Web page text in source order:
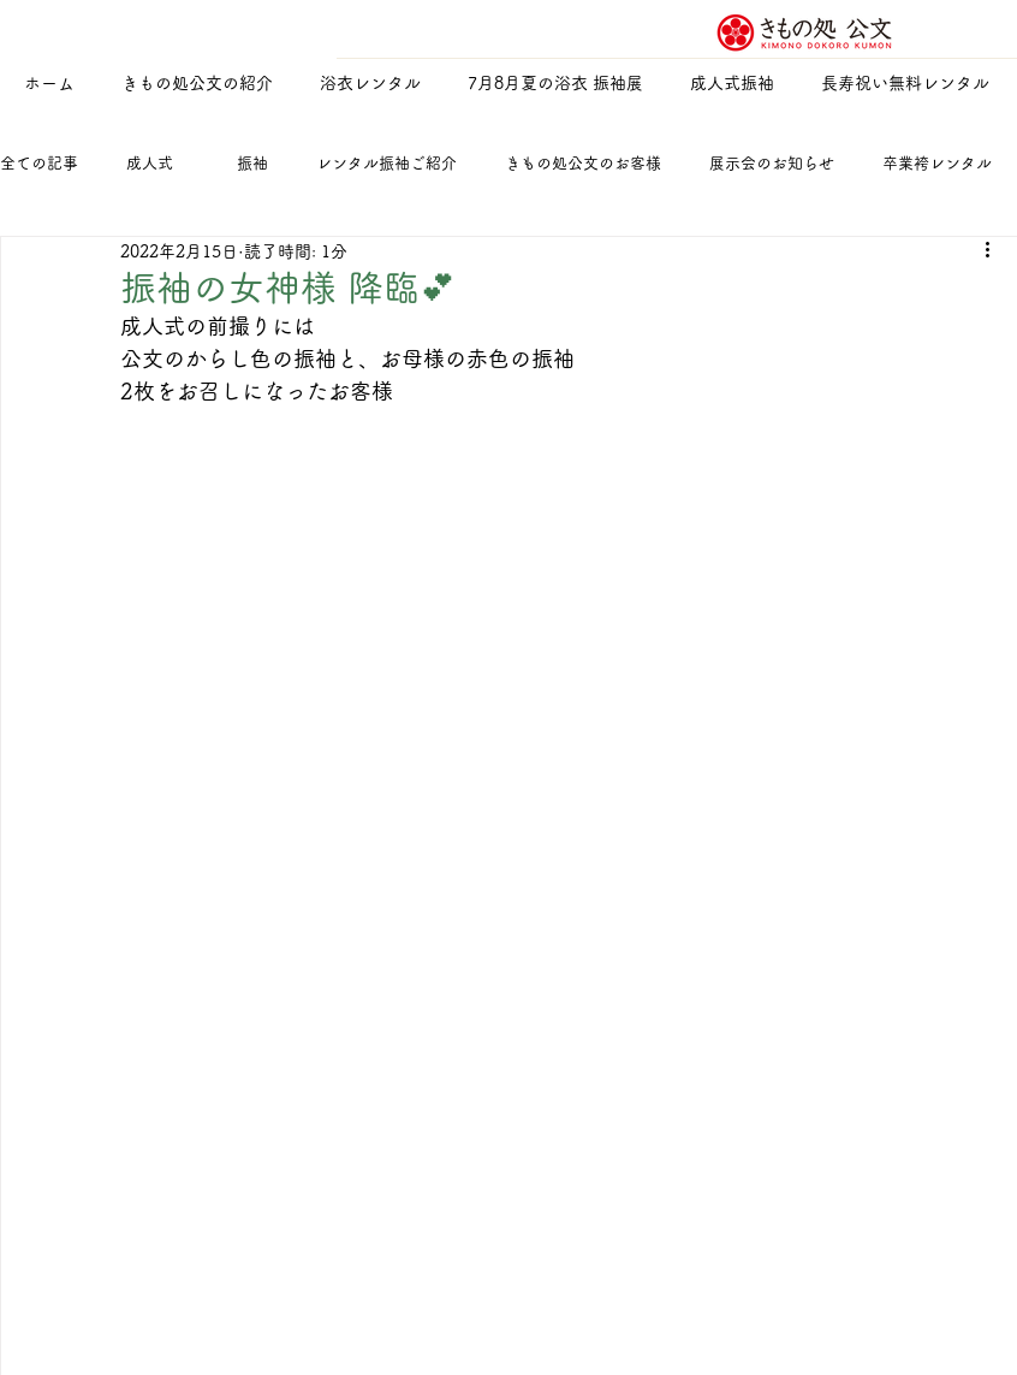
ホーム きもの処公文の紹介 浴衣レンタル 7月8月夏の浴衣 振袖展 成人式振袖 長寿祝い無料レンタル
全ての記事 成人式 振袖 レンタル振袖ご紹介 きもの処公文のお客様 展示会のお知らせ 卒業袴レンタル
メディア紹介 浴衣 キャラクター名前募集キャンペーン
年末年始のお知らせ 新型コロナウィルスによる成人式中止・延期時の対応について
振袖の女神様 降臨💕
2022年2月15日 読了時間: 1分
成人式の前撮りには
公文のからし色の振袖と、お母様の赤色の振袖
2枚をお召しになったお客様